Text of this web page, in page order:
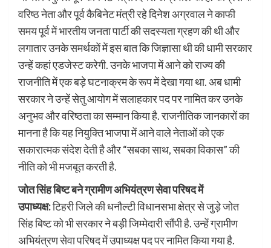
वरिष्ठ नेता और पूर्व कैबिनेट मंत्री रहे दिनेश अग्रवाल ने काफी
समय पूर्व में भारतीय जनता पार्टी की सदस्यता ग्रहण की थी और
लगातार उनके समर्थकों में इस बात कि जिज्ञासा थी की धामी सरकार
उन्हें कहां एडजेस्ट करेगी. उनके भाजपा में आने को राज्य की
राजनीति में एक बड़े घटनाक्रम के रूप में देखा गया था. अब धामी
सरकार ने उन्हें सेतु आयोग में सलाहकार पद पर नामित कर उनके
अनुभव और वरिष्ठता का सम्मान किया है. राजनीतिक जानकारों का
मानना है कि यह नियुक्ति भाजपा में आने वाले नेताओं को एक
सकारात्मक संदेश देती है और “सबका साथ, सबका विकास” की
नीति को भी मजबूत करती है.
जोत सिंह बिष्ट बने ग्रामीण अभियंत्रण सेवा परिषद में
उपाध्यक्ष:टिहरी जिले की धनौल्टी विधानसभा क्षेत्र से जुड़े जोत
सिंह बिष्ट को भी सरकार ने बड़ी जिम्मेदारी सौंपी है. उन्हें ग्रामीण
अभियंत्रण सेवा परिषद में उपाध्यक्ष पद पर नामित किया गया है.